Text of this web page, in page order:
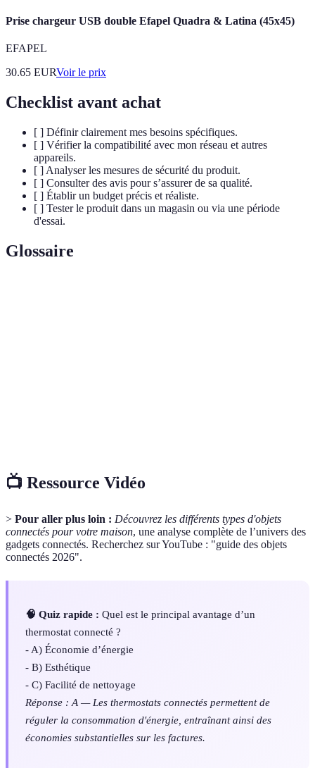
Prise chargeur USB double Efapel Quadra & Latina (45x45)
EFAPEL
30.65 EURVoir le prix
Checklist avant achat
[ ] Définir clairement mes besoins spécifiques.
[ ] Vérifier la compatibilité avec mon réseau et autres
appareils.
[ ] Analyser les mesures de sécurité du produit.
[ ] Consulter des avis pour s’assurer de sa qualité.
[ ] Établir un budget précis et réaliste.
[ ] Tester le produit dans un magasin ou via une période
d'essai.
Glossaire
📺 Ressource Vidéo
> Pour aller plus loin : Découvrez les différents types d'objets
connectés pour votre maison, une analyse complète de l’univers des
gadgets connectés. Recherchez sur YouTube : "guide des objets
connectés 2026".
🧠 Quiz rapide : Quel est le principal avantage d’un
thermostat connecté ?
- A) Économie d’énergie
- B) Esthétique
- C) Facilité de nettoyage
Réponse : A — Les thermostats connectés permettent de
réguler la consommation d'énergie, entraînant ainsi des
économies substantielles sur les factures.